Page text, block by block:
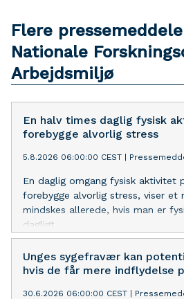
Flere
Nationale
Arbejdsmiljø
En halv times daglig fysisk
forebygge alvorlig stress
5.8.2026 06:00:00 CEST
En daglig omgang fysisk aktivitet
forebygge alvorlig stress, viser et
mindskes allerede, hvis man er
dagligt.
Unges sygefravær kan
hvis de får mere indflydelse
30.6.2026 06:00:00 CEST